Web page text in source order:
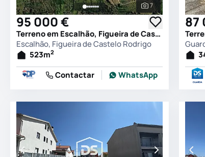
Ver todas as
7
95 000 €
Terreno em Escalhão, Figueira de Castelo Rodrigo
Escalhão, Figueira de Castelo Rodrigo
523m2
Contactar WhatsApp
87